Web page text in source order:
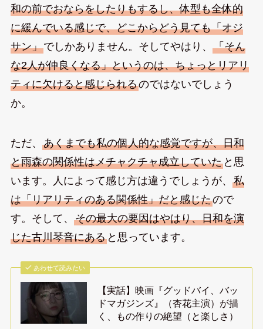
和の前でおならをしたりもするし、体型も全体的
に緩んでいる感じで、どこからどう見ても「オジ
サン」でしかありません。そしてやはり、 「そん
な2人が仲良くなる」というのは、ちょっとリアリ
ティに欠けると感じられるのではないでしょう
か。
ただ、 あくまでも私の個人的な感覚ですが、日和
と雨森の関係性はメチャクチャ成立していたと思
います。人によって感じ方は違うでしょうが、 私
は「リアリティのある関係性」だと感じたので
す。そして、 その最大の要因はやはり、日和を演
じた古川琴音にあると思っています。
あわせて読みたい
【実話】映画『グッドバイ、バッ
ドマガジンズ』（杏花主演）が描
く、もの作りの絶望（と楽しさ）